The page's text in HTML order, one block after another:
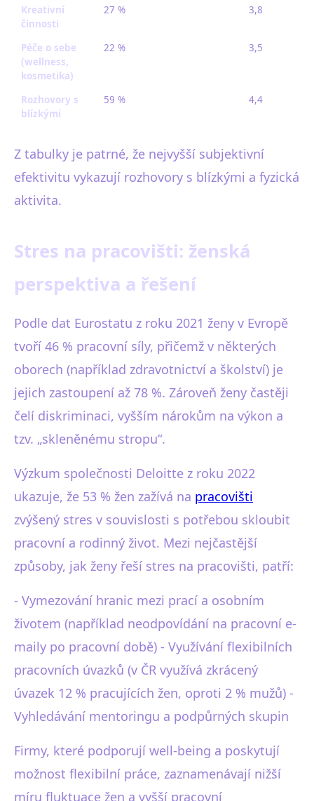
Kreativní
činnosti
27 % 3,8
Péče o sebe
(wellness,
kosmetika)
22 % 3,5
Rozhovory s
blízkými
59 % 4,4
Z tabulky je patrné, že nejvyšší subjektivní
efektivitu vykazují rozhovory s blízkými a fyzická
aktivita.
Stres na pracovišti: ženská
perspektiva a řešení
Podle dat Eurostatu z roku 2021 ženy v Evropě
tvoří 46 % pracovní síly, přičemž v některých
oborech (například zdravotnictví a školství) je
jejich zastoupení až 78 %. Zároveň ženy častěji
čelí diskriminaci, vyšším nárokům na výkon a
tzv. „skleněnému stropu“.
Výzkum společnosti Deloitte z roku 2022
ukazuje, že 53 % žen zažívá na pracovišti
zvýšený stres v souvislosti s potřebou skloubit
pracovní a rodinný život. Mezi nejčastější
způsoby, jak ženy řeší stres na pracovišti, patří:
- Vymezování hranic mezi prací a osobním
životem (například neodpovídání na pracovní e-
maily po pracovní době) - Využívání flexibilních
pracovních úvazků (v ČR využívá zkrácený
úvazek 12 % pracujících žen, oproti 2 % mužů) -
Vyhledávání mentoringu a podpůrných skupin
Firmy, které podporují well-being a poskytují
možnost flexibilní práce, zaznamenávají nižší
míru fluktuace žen a vyšší pracovní